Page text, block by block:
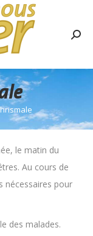
le matin du
Au cours de
nécessaires pour
des malades.